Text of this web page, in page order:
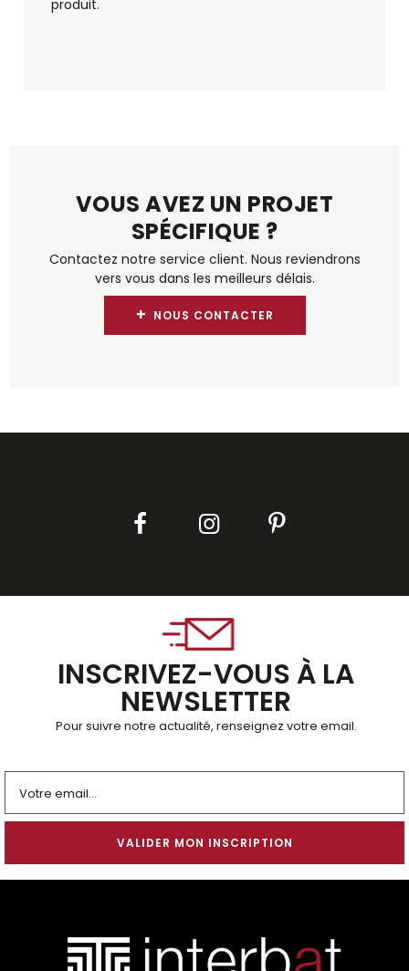
produit.
VOUS AVEZ UN PROJET
SPÉCIFIQUE ?
Contactez notre service client. Nous reviendrons
vers vous dans les meilleurs délais.
+ NOUS CONTACTER
INSCRIVEZ-VOUS À LA
NEWSLETTER
Pour suivre notre actualité, renseignez votre email.
Alternative: